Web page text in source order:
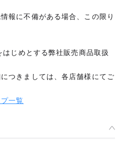
報に不備がある場合、この限り
じめとする弊社販売商品取扱
つきましては、各店舗様にてご
一覧